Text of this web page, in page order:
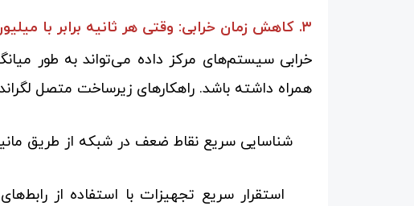
۳. کاهش زمان خرابی: وقتی هر ثانیه برابر با میلیون‌ها تومان است!
همراه داشته باشد. راهکارهای زیرساخت متصل
شناسایی سریع نقاط ضعف در شبکه از طریق